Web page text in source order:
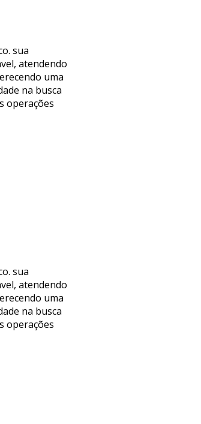
sua
atendendo
uma
na busca
operações
sua
atendendo
uma
na busca
operações